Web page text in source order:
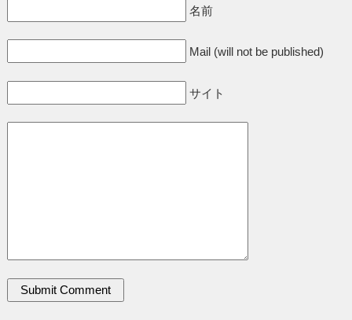
名前
Mail (will not be published)
サイト